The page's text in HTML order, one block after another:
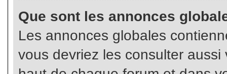
Que sont les annonces
Les annonces globales
vous devriez les consulter